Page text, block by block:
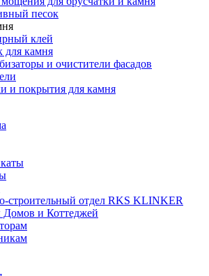
песок
клей
для камня
и очистители фасадов
и покрытия для камня
строительный отдел RKS KLINKER
и Коттеджей